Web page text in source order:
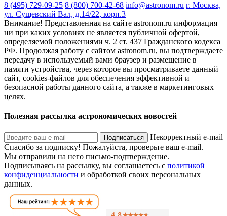
8 (495) 729-09-25 8 (800) 700-42-68 info@astronom.ru г. Москва,
ул. Сущевский Вал, д.14/22, корп.3
Внимание! Представленная на сайте astronom.ru информация
ни при каких условиях не является публичной офертой,
определяемой положениями ч. 2 ст. 437 Гражданского кодекса
РФ. Продолжая работу с сайтом astronom.ru, вы подтверждаете
передачу в используемый вами браузер и размещение в
памяти устройства, через которое вы просматриваете данный
сайт, cookies-файлов для обеспечения эффективной и
безопасной работы данного сайта, а также в маркетинговых
целях.
Полезная рассылка астрономических новостей
Подписаться
Некорректный e-mail
Спасибо за подписку! Пожалуйста, проверьте ваш e-mail.
Мы отправили на него письмо-подтверждение.
Подписываясь на рассылку, вы соглашаетесь с политикой
конфиденциальности и обработкой своих персональных
данных.